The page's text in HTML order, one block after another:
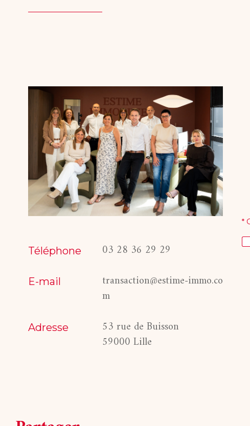
Téléphone 03 28 36 29 29
E-mail
transaction@estime-immo.co
m
Adresse
53 rue de Buisson
59000 Lille
*